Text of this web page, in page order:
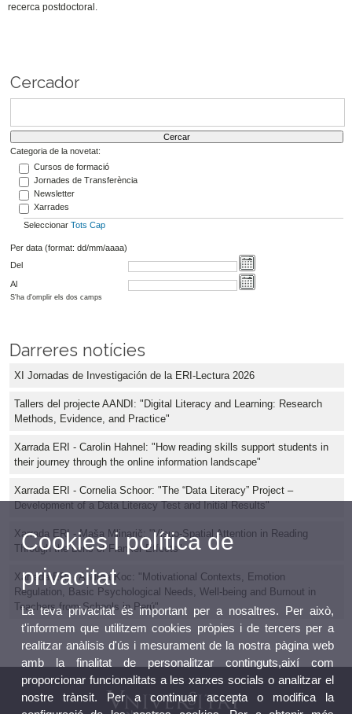
recerca postdoctoral.
Cercador
Categoria de la novetat:
Cursos de formació
Jornades de Transferència
Newsletter
Xarrades
Seleccionar Tots Cap
Per data (format: dd/mm/aaaa)
Del
Al
S'ha d'omplir els dos camps
Darreres notícies
XI Jornadas de Investigación de la ERI-Lectura 2026
Tallers del projecte AANDI: "Digital Literacy and Learning: Research
Methods, Evidence, and Practice"
Xarrada ERI - Carolin Hahnel: "How reading skills support students in
their journey through the online information landscape"
Xarrada ERI - Cornelia Schoor: "The “Data Literacy” Project –
Development of a Data Literacy Test and Initial Results"
Xarrada ERI - Maša Mlinarič: "Visuo-Spatial Attention in Reading
Through the Lens of Flanker Effects"
Xarrada ERI - Andrea Koc: "Motivational Contexts, Emotion
Regulation, Basic Psychological Needs, Well-being and Burnout in
Teachers from Schools in Perú"
Cookies i política de
privacitat
La teva privacitat és important per a nosaltres. Per això,
t'informem que utilitzem cookies pròpies i de tercers per a
realitzar anàlisis d'ús i mesurament de la nostra pàgina web
amb la finalitat de personalitzar continguts,així com
proporcionar funcionalitats a les xarxes socials o analitzar el
nostre trànsit. Per a continuar accepta o modifica la